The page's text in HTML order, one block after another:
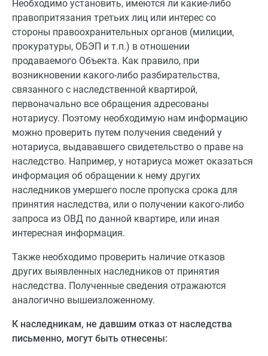
Необходимо установить, имеются ли какие-либо
правопритязания третьих лиц или интерес со
стороны правоохранительных органов (милиции,
прокуратуры, ОБЭП и т.п.) в отношении
продаваемого Объекта. Как правило, при
возникновении какого-либо разбирательства,
связанного с наследственной квартирой,
первоначально все обращения адресованы
нотариусу. Поэтому необходимую нам информацию
можно проверить путем получения сведений у
нотариуса, выдававшего свидетельство о праве на
наследство. Например, у нотариуса может оказаться
информация об обращении к нему других
наследников умершего после пропуска срока для
принятия наследства, или о получении какого-либо
запроса из ОВД по данной квартире, или иная
интересная информация.
Также необходимо проверить наличие отказов
других выявленных наследников от принятия
наследства. Полученные сведения отражаются
аналогично вышеизложенному.
К наследникам, не давшим отказ от наследства
письменно, могут быть отнесены: